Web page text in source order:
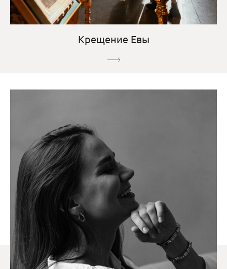
Крещение Евы